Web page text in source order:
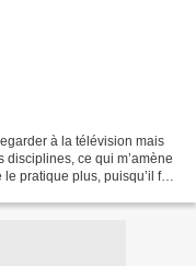
à la télévision mais
ce qui m’amène
pratique plus, puisqu’il fait